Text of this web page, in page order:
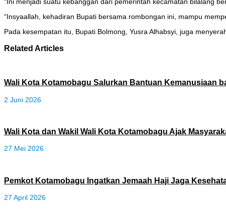
“Insyaallah, kehadiran Bupati bersama rombongan ini, mampu
Pada kesempatan itu, Bupati Bolmong, Yusra Alhabsyi, juga
Related Articles
Wali Kota Kotamobagu Salurkan Bantuan Kemanusiaan
2 Juni 2026
Wali Kota dan Wakil Wali Kota Kotamobagu Ajak
27 Mei 2026
Pemkot Kotamobagu Ingatkan Jemaah Haji Jaga
27 April 2026